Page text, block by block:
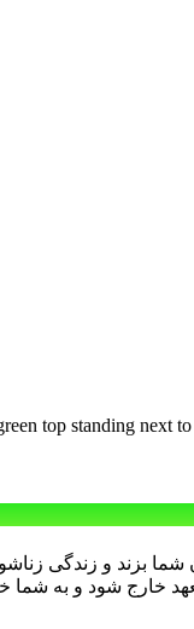
top standing next
بزند و زندگی
شود و به شما